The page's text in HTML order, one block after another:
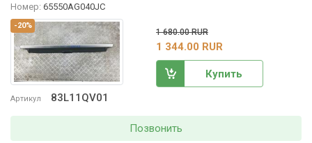
-20%
Артикул 83L11QV01
Номер: 65550AG040JC
1 680.00 RUR
1 344.00 RUR
Купить
Позвонить